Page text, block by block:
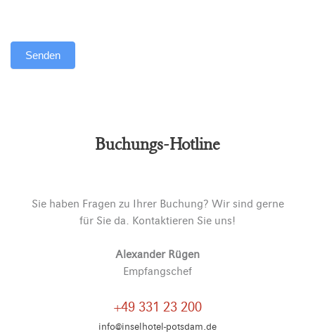
Senden
Buchungs-Hotline
Sie haben Fragen zu Ihrer Buchung? Wir sind gerne
für Sie da. Kontaktieren Sie uns!
Alexander Rügen
Empfangschef
+49 331 23 200
info@inselhotel-potsdam.de